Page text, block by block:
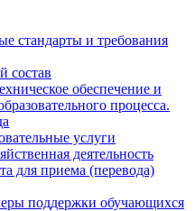
стандарты и требования
состав
обеспечение и
процесса.
услуги
деятельность
для приема (перевода)
поддержки обучающихся